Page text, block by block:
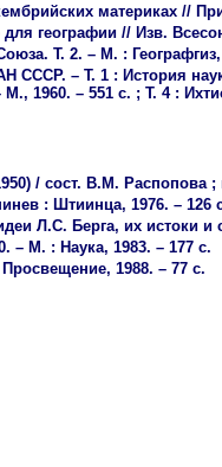
материках //
географии // Изв.
Т. 2. – М. : Географгиз,
СССР. – Т. 1 : История
1960. – 551 с. ; Т. 4 :
/ сост. В.М. Распопова
: Штиинца, 1976. – 126
Л.С. Берга, их истоки
– М. : Наука, 1983. – 177 с.
1988. – 77 с.